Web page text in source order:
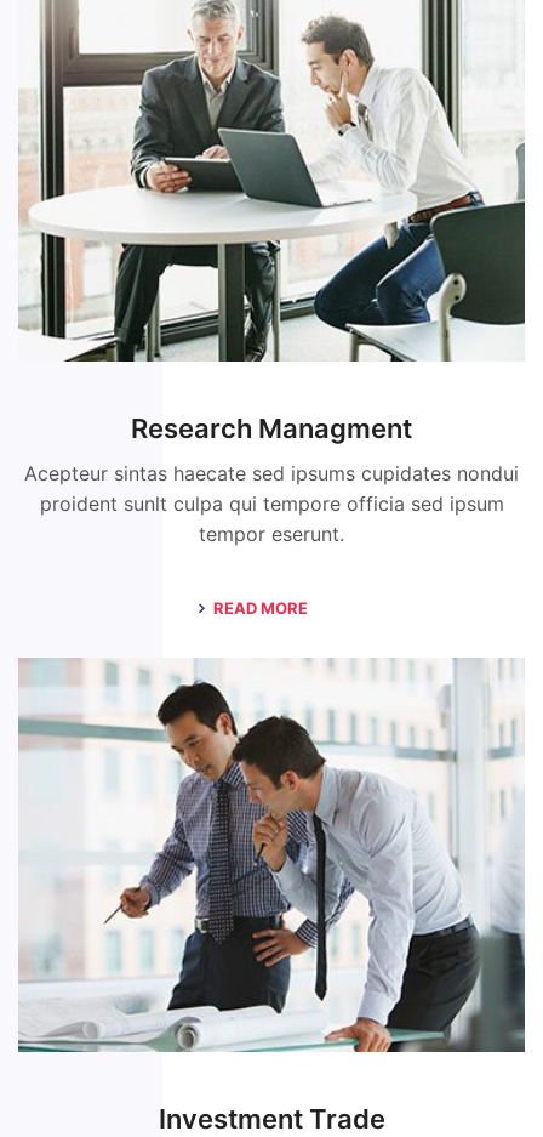
Research Managment
Acepteur sintas haecate sed ipsums cupidates nondui
proident sunlt culpa qui tempore officia sed ipsum
tempor eserunt.
READ MORE
Investment Trade